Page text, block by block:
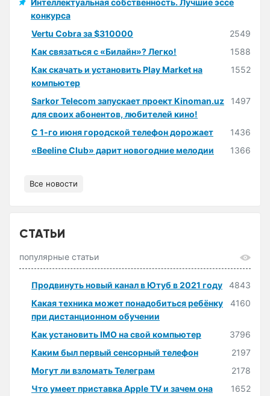
Интеллектуальная собственность. Лучшие эссе
конкурса
Vertu Cobra за $310000
2549
Как связаться с «Билайн»? Легко!
1588
Как скачать и установить Play Market на
компьютер
1552
Sarkor Telecom запускает проект Kinoman.uz
для своих абонентов, любителей кино!
1497
С 1-го июня городской телефон дорожает
1436
«Beeline Club» дарит новогодние мелодии
1366
Все новости
СТАТЬИ
популярные статьи
Продвинуть новый канал в Ютуб в 2021 году
4843
Какая техника может понадобиться ребёнку
при дистанционном обучении
4160
Как установить IMO на свой компьютер
3796
Каким был первый сенсорный телефон
2197
Могут ли взломать Телеграм
2178
Что умеет приставка Apple TV и зачем она
1652